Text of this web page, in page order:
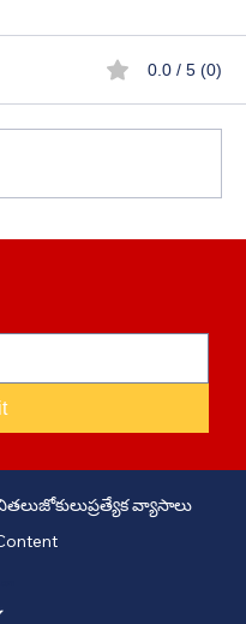
0.0 / 5 (0)
జోకులుప్రత్యేక వ్యాసాలు